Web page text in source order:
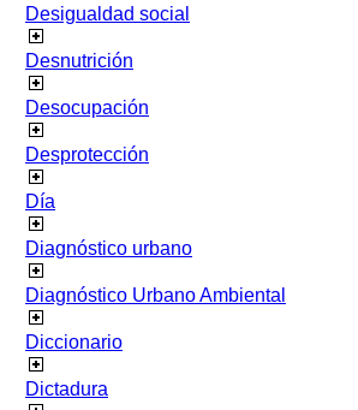
Desigualdad social
Desnutrición
Desocupación
Desprotección
Día
Diagnóstico urbano
Diagnóstico Urbano Ambiental
Diccionario
Dictadura